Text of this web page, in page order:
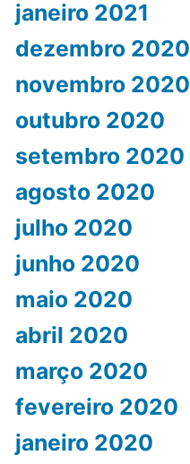
janeiro 2021
dezembro 2020
novembro 2020
outubro 2020
setembro 2020
agosto 2020
julho 2020
junho 2020
maio 2020
abril 2020
março 2020
fevereiro 2020
janeiro 2020